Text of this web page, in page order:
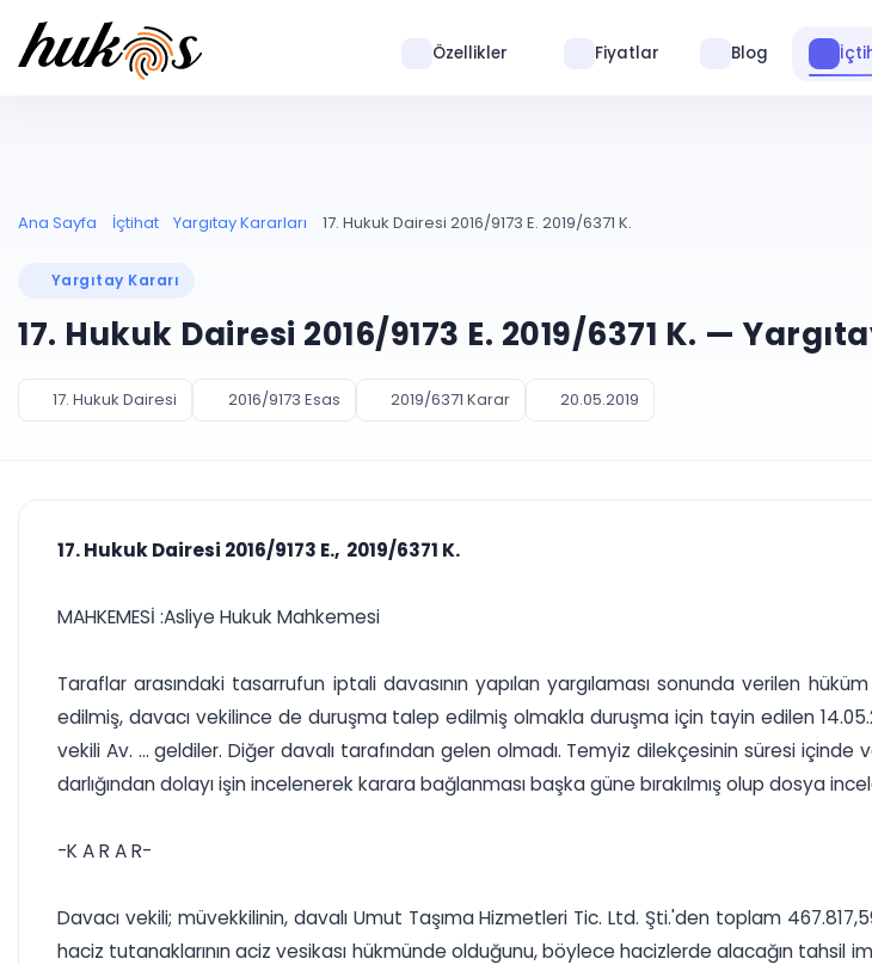
Özellikler Fiyatlar Blog
Ana Sayfa İçtihat Yargıtay Kararları 17. Hukuk Dairesi 2016/9173 E. 2019/6371 K.
Yargıtay Kararı
17. Hukuk Dairesi 2016/9173 E. 2019/6371 K. —
17. Hukuk Dairesi 2016/9173 Esas 2019/6371 Karar 20.05.2019
17. Hukuk Dairesi 2016/9173 E., 2019/6371 K.
MAHKEMESİ :Asliye Hukuk Mahkemesi
Taraflar arasındaki tasarrufun iptali davasının yapılan yargılaması sonunda verilen
edilmiş, davacı vekilince de duruşma talep edilmiş olmakla duruşma için tayin edilen
vekili Av. ... geldiler. Diğer davalı tarafından gelen olmadı. Temyiz dilekçesinin süresi
darlığından dolayı işin incelenerek karara bağlanması başka güne bırakılmış olup dosya
-K A R A R-
Davacı vekili; müvekkilinin, davalı Umut Taşıma Hizmetleri Tic. Ltd. Şti.'den toplam
haciz tutanaklarının aciz vesikası hükmünde olduğunu, böylece hacizlerde alacağın tahsil